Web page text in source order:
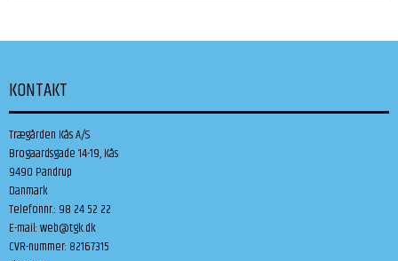
KONTAKT
Trægården Kås A/S
Brogaardsgade 14-19, Kås
9490 Pandrup
Danmark
Telefonnr.: 98 24 52 22
E-mail:web@tgk.dk
CVR-nummer: 82167315